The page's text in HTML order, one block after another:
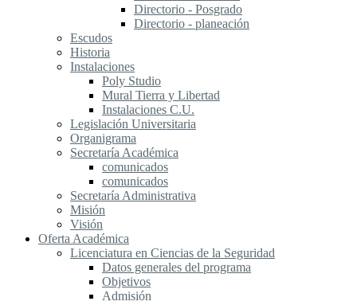
Directorio - Posgrado
Directorio - planeación
Escudos
Historia
Instalaciones
Poly Studio
Mural Tierra y Libertad
Instalaciones C.U.
Legislación Universitaria
Organigrama
Secretaría Académica
comunicados
comunicados
Secretaría Administrativa
Misión
Visión
Oferta Académica
Licenciatura en Ciencias de la Seguridad
Datos generales del programa
Objetivos
Admisión